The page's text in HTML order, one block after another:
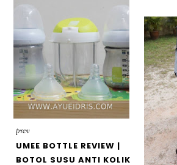
prev
UMEE BOTTLE REVIEW |
BOTOL SUSU ANTI KOLIK